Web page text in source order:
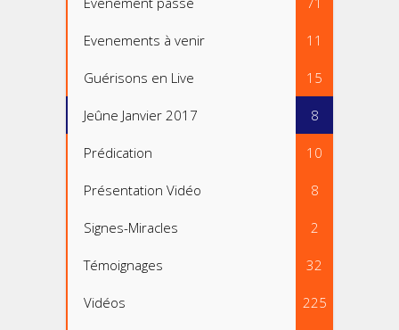
Evenements à venir 11
Guérisons en Live 15
Jeûne Janvier 2017 8
Prédication 10
Présentation Vidéo 8
Signes-Miracles 2
Témoignages 32
Vidéos 225